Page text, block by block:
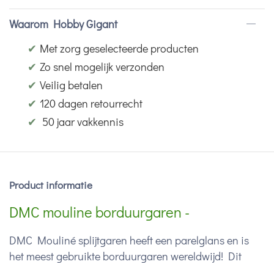
Waarom Hobby Gigant
✔ Met zorg geselecteerde producten
✔ Zo snel mogelijk verzonden
✔ Veilig betalen
✔ 120 dagen retourrecht
✔ 50 jaar vakkennis
Product informatie
DMC mouline borduurgaren -
DMC Mouliné splijtgaren heeft een parelglans en is
het meest gebruikte borduurgaren wereldwijd! Dit